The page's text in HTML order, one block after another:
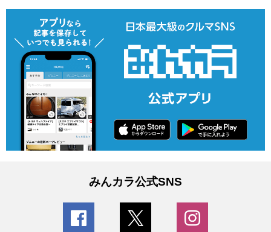
みんカラ公式SNS